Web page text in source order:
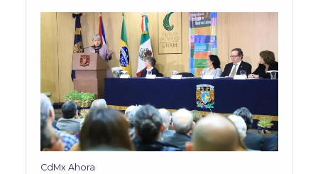
CdMx Ahora